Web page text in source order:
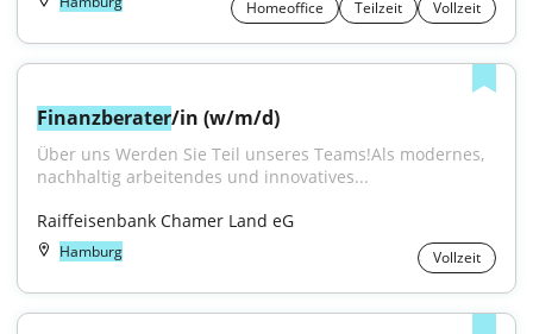
Homeoffice Teilzeit Vollzeit
Finanzberater/in (w/m/d)
Über uns Werden Sie Teil unseres Teams!Als modernes,
nachhaltig arbeitendes und innovatives...
Raiffeisenbank Chamer Land eG
Hamburg Vollzeit